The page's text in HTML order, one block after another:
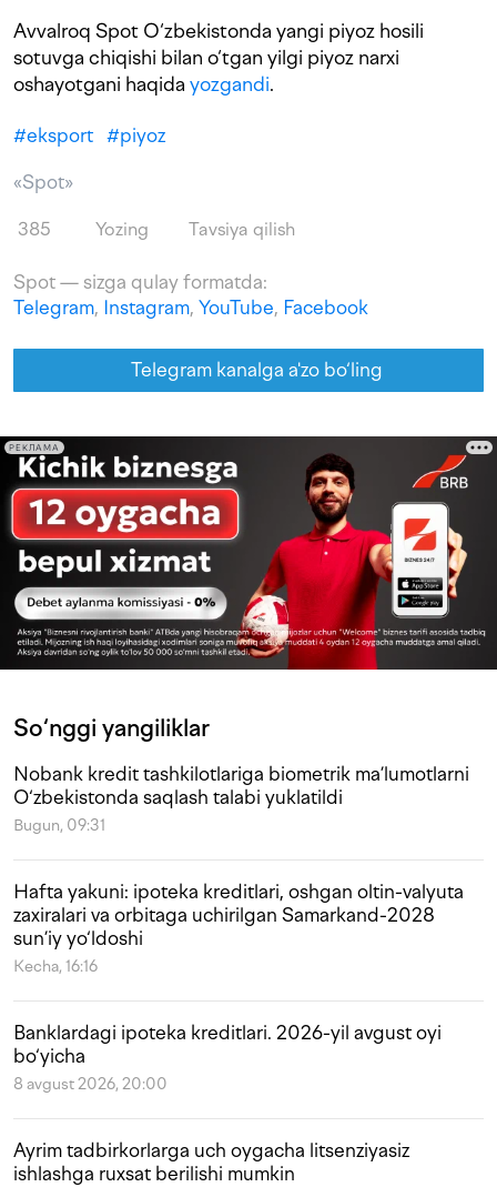
Avvalroq Spot O‘zbekistonda yangi piyoz hosili
sotuvga chiqishi bilan o‘tgan yilgi piyoz narxi
oshayotgani haqida yozgandi.
#eksport #piyoz
«Spot»
385 Yozing Tavsiya qilish
Spot — sizga qulay formatda:
Telegram, Instagram, YouTube, Facebook
Telegram kanalga a'zo bo‘ling
РЕКЛАМА
So‘nggi yangiliklar
Nobank kredit tashkilotlariga biometrik ma’lumotlarni
O‘zbekistonda saqlash talabi yuklatildi
Bugun, 09:31
Hafta yakuni: ipoteka kreditlari, oshgan oltin-valyuta
zaxiralari va orbitaga uchirilgan Samarkand-2028
sun’iy yo‘ldoshi
Kecha, 16:16
Banklardagi ipoteka kreditlari. 2026-yil avgust oyi
bo‘yicha
8 avgust 2026, 20:00
Ayrim tadbirkorlarga uch oygacha litsenziyasiz
ishlashga ruxsat berilishi mumkin